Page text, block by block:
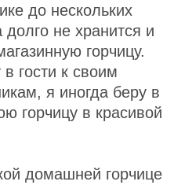
до нескольких
не хранится и
горчицу.
гости к своим
я иногда беру в
горчицу в красивой
домашней горчице